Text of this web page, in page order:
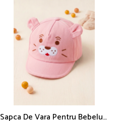
Sapca De Vara Pentru Bebelusi